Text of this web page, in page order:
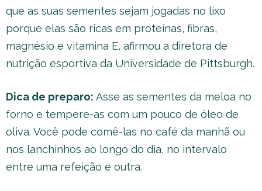
que as suas sementes sejam jogadas no lixo
porque elas são ricas em proteínas, fibras,
magnésio e vitamina E, afirmou a diretora de
nutrição esportiva da Universidade de Pittsburgh.
Dica de preparo: Asse as sementes da meloa no
forno e tempere-as com um pouco de óleo de
oliva. Você pode comê-las no café da manhã ou
nos lanchinhos ao longo do dia, no intervalo
entre uma refeição e outra.